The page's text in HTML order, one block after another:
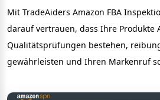
Mit TradeAiders Amazon FBA
darauf vertrauen, dass Ihre Produkte
Qualitätsprüfungen bestehen,
gewährleisten und Ihren Markenruf